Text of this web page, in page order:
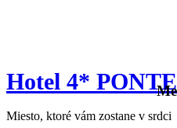
Hotel 4*
Miesto, ktoré vám zostane v srdci